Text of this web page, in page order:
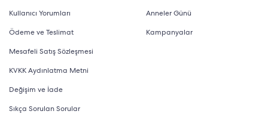
Kullanıcı Yorumları
Ödeme ve Teslimat
Mesafeli Satış Sözleşmesi
KVKK Aydınlatma Metni
Değişim ve İade
Sıkça Sorulan Sorular
Anneler Günü
Kampanyalar